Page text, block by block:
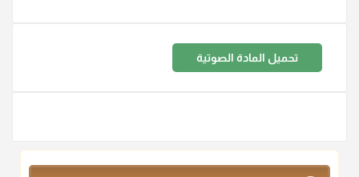
تحميل المادة الصوتية